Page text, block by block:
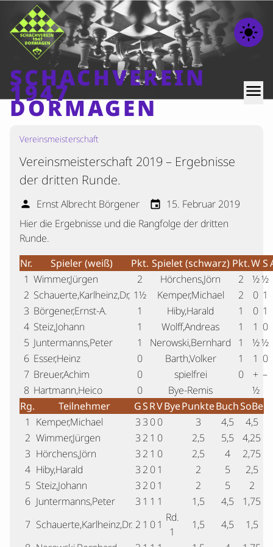
light_mode
SCHACHVEREIN
1947
DORMAGEN
menu
Home
Beiträge
Mannschaften
Ranglisten
Termine
Kontakt
Vereinsmeisterschaft
Vereinsmeisterschaft 2019 – Ergebnisse
der dritten Runde.
person Ernst Albrecht Börgener event 15. Februar 2019
Hier die Ergebnisse und die Rangfolge der dritten
Runde.
Nr.
Spieler (weiß) Pkt. Spielet (schwarz) Pkt.WS
1 Wimmer,Jürgen 2 Hörchens,Jörn 2 ½½
2 Schauerte,Karlheinz,Dr, 1½ Kemper,Michael 2 0 1
3 Börgener,Ernst-A. 1 Hiby,Harald 1 0 1
4 Steiz,Johann 1 Wolff,Andreas 1 1 0
5 Juntermanns,Peter 1 Nerowski,Bernhard 1 ½½
6 Esser,Heinz 0 Barth,Volker 1 1 0
7 Breuer,Achim 0 spielfrei 0 + –
8 Hartmann,Heico 0 Bye-Remis
½
Rg.
Teilnehmer GSRVByePunkteBuchSoBe
1 Kemper,Michael 33 0 0 3 4,5
4,5
2 Wimmer,Jürgen 3 2 1 0 2,5 5,5
4,25
3 Hörchens,Jörn 3 2 1 0 2,5 4
2,75
4 Hiby,Harald 3 2 0 1 2 5
2,5
5 Steiz,Johann 3 2 0 1 2 5
2
6 Juntermanns,Peter 3 1 1 1 1,5 4,5
1,75
7 Schauerte,Karlheinz,Dr. 2 1 0 1
Rd.
1
1,5 4,5
1,5